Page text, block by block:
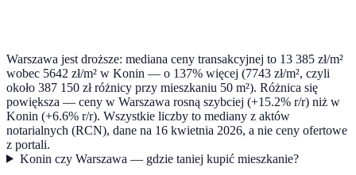
Warszawa jest droższe: mediana ceny transakcyjnej to 13 385 zł/m²
wobec 5642 zł/m² w Konin — o 137% więcej (7743 zł/m², czyli
około 387 150 zł różnicy przy mieszkaniu 50 m²). Różnica się
powiększa — ceny w Warszawa rosną szybciej (+15.2% r/r) niż w
Konin (+6.6% r/r). Wszystkie liczby to mediany z aktów
notarialnych (RCN), dane na 16 kwietnia 2026, a nie ceny ofertowe
z portali.
Konin czy Warszawa — gdzie taniej kupić mieszkanie?